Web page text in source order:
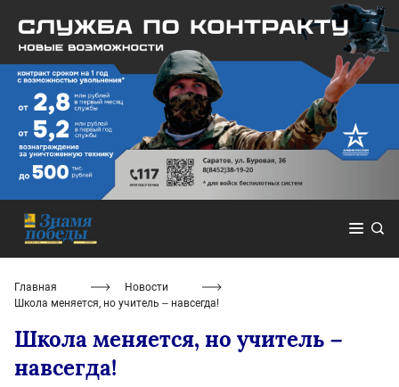
Главная
Новости
Школа меняется, но учитель – навсегда!
Школа меняется, но учитель –
навсегда!